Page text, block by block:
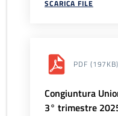
SCARICA FILE
PDF (197KB)
Congiuntura
3° trimestre